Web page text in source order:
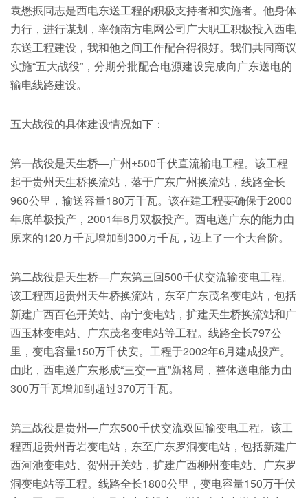
袁懋振同志是西电东送工程的积极支持者和实施者。他身体
力行，进行谋划，率领南方电网公司广大职工积极投入西电
东送工程建设，我和他之间工作配合得很好。我们共同商议
实施“五大战役”，分期分批配合电源建设完成向广东送电的
输电线路建设。
五大战役的具体建设情况如下：
第一战役是天生桥—广州±500千伏直流输电工程。该工程
起于贵州天生桥换流站，落于广东广州换流站，线路全长
960公里，输送容量180万千瓦。该在建工程要确保于2000
年底单极投产，2001年6月双极投产。西电送广东的能力由
原来的120万千瓦增加到300万千瓦，迈上了一个大台阶。
第二战役是天生桥—广东第三回500千伏交流输变电工程。
该工程西起贵州天生桥换流站，东至广东茂名变电站，包括
新建广西百色开关站、南宁变电站，扩建天生桥换流站和广
西玉林变电站、广东茂名变电站等工程。线路全长797公
里，变电容量150万千伏安。工程于2002年6月建成投产。
由此，西电送广东形成“三交一直”新格局，整体送电能力由
300万千瓦增加到超过370万千瓦。
第三战役是贵州—广东500千伏交流双回输变电工程。该工
程西起贵州青岩变电站，东至广东罗洞变电站，包括新建广
西河池变电站、贺州开关站，扩建广西柳州变电站、广东罗
洞变电站等工程。线路全长1800公里，变电容量150万千伏